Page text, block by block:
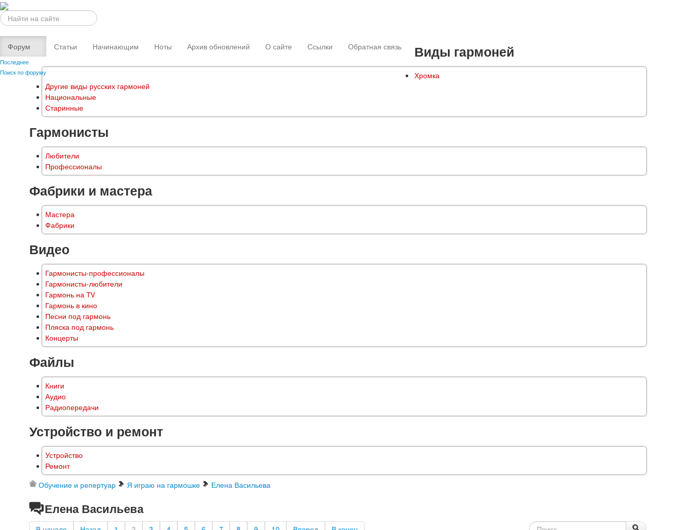
Искать...
Форум
Последнее
Поиск по форуму
Статьи Начинающим Ноты Архив обновлений О сайте Ссылки Обратная связь Виды гармоней
Хромка
Другие виды русских гармоней
Национальные
Старинные
Гармонисты
Любители
Профессионалы
Фабрики и мастера
Мастера
Фабрики
Видео
Гармонисты-профессионалы
Гармонисты-любители
Гармонь на TV
Гармонь в кино
Песни под гармонь
Пляска под гармонь
Концерты
Файлы
Книги
Аудио
Радиопередачи
Устройство и ремонт
Устройство
Ремонт
Обучение и репертуар Я играю на гармошке Елена Васильева
Елена Васильева